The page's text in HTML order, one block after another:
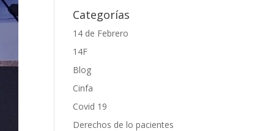
Categorías
14 de Febrero
14F
Blog
Cinfa
Covid 19
Derechos de lo pacientes